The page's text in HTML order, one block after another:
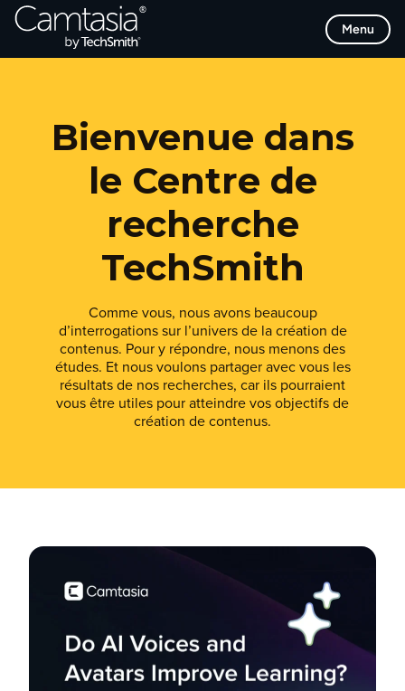
Passer
directement
Menu
Bienvenue dans
le Centre de
recherche
TechSmith
Comme vous, nous avons beaucoup
d’interrogations sur l’univers de la création de
contenus. Pour y répondre, nous menons des
études. Et nous voulons partager avec vous les
résultats de nos recherches, car ils pourraient
vous être utiles pour atteindre vos objectifs de
création de contenus.